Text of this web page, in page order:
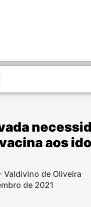
aos
Valdivino de Oliveira
de 2021